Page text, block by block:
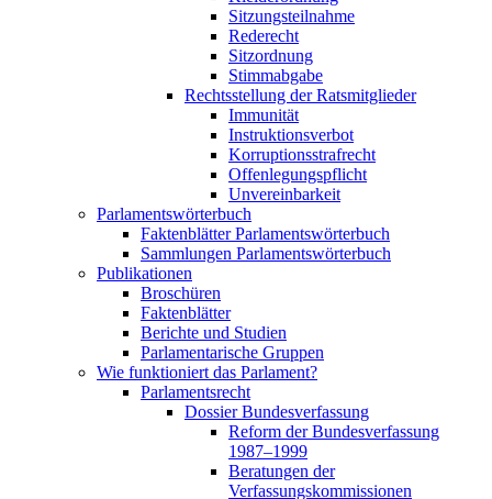
Sitzungsteilnahme
Rederecht
Sitzordnung
Stimmabgabe
Rechtsstellung der Ratsmitglieder
Immunität
Instruktionsverbot
Korruptionsstrafrecht
Offenlegungspflicht
Unvereinbarkeit
Parlamentswörterbuch
Faktenblätter Parlamentswörterbuch
Sammlungen Parlamentswörterbuch
Publikationen
Broschüren
Faktenblätter
Berichte und Studien
Parlamentarische Gruppen
Wie funktioniert das Parlament?
Parlamentsrecht
Dossier Bundesverfassung
Reform der Bundesverfassung
1987–1999
Beratungen der
Verfassungskommissionen